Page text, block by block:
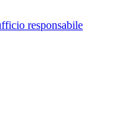
responsabile